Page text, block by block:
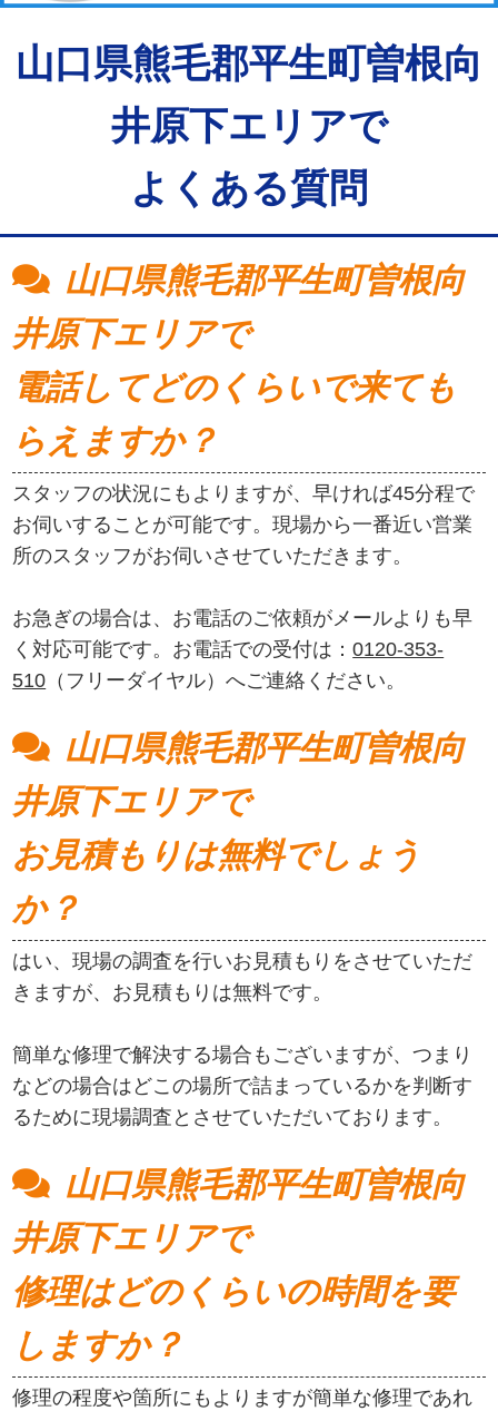
山口県熊毛郡平生町曽根向
井原下エリアで
よくある質問
山口県熊毛郡平生町曽根向
井原下エリアで
電話してどのくらいで来ても
らえますか？
スタッフの状況にもよりますが、早ければ45分程で
お伺いすることが可能です。現場から一番近い営業
所のスタッフがお伺いさせていただきます。
お急ぎの場合は、お電話のご依頼がメールよりも早
く対応可能です。お電話での受付は：0120-353-
510 （フリーダイヤル）へご連絡ください。
山口県熊毛郡平生町曽根向
井原下エリアで
お見積もりは無料でしょう
か？
はい、現場の調査を行いお見積もりをさせていただ
きますが、お見積もりは無料です。
簡単な修理で解決する場合もございますが、つまり
などの場合はどこの場所で詰まっているかを判断す
るために現場調査とさせていただいております。
山口県熊毛郡平生町曽根向
井原下エリアで
修理はどのくらいの時間を要
しますか？
修理の程度や箇所にもよりますが簡単な修理であれ